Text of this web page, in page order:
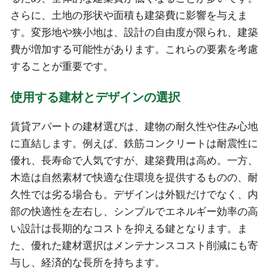
さらに、土地の形状や面積も建築費に影響を与えま
す。変形地や狭小地は、設計の自由度が限られ、建築
費が増加する可能性があります。これらの要素を考慮
することが重要です。
使用する建材とデザインの選択
賃貸アパートの建材選びは、建物の耐久性や住み心地
に直結します。例えば、鉄筋コンクリートは耐震性に
優れ、長寿命で人気ですが、建築費用は高め。一方、
木造は自然素材で快適な住環境を提供するものの、耐
久性では劣る場合も。デザインは外観だけでなく、内
部の快適性を左右し、シンプルでエネルギー効率の高
い設計は長期的なコストを抑える鍵となります。ま
た、優れた建材選択はメンテナンスコスト削減にも寄
与し、経済的な長所を持ちます。